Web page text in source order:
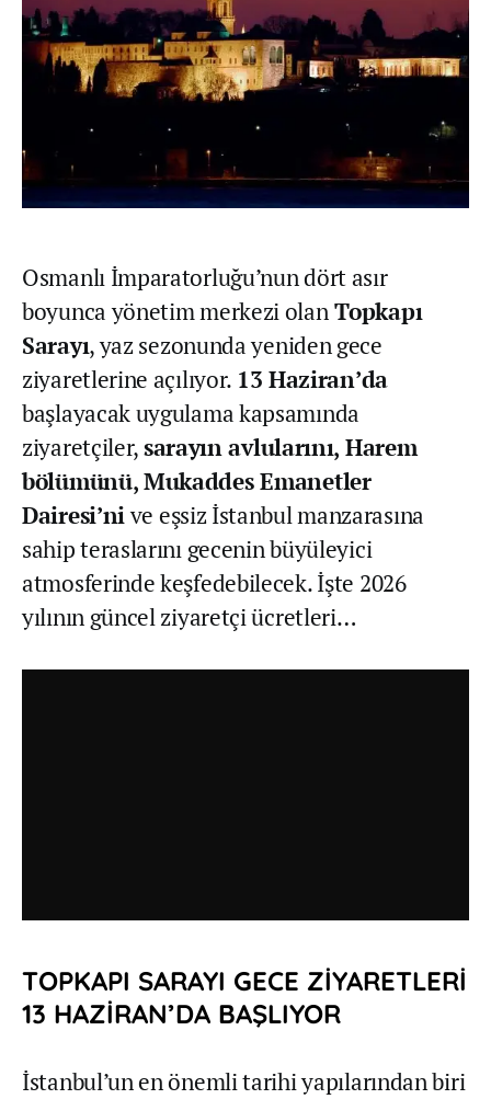
Osmanlı İmparatorluğu’nun dört asır
boyunca yönetim merkezi olanTopkapı
Sarayı, yaz sezonunda yeniden gece
ziyaretlerine açılıyor. 13 Haziran’da
başlayacak uygulama kapsamında
ziyaretçiler,sarayın avlularını, Harem
bölümünü, Mukaddes Emanetler
Dairesi’nive eşsiz İstanbul manzarasına
sahip teraslarını gecenin büyüleyici
atmosferinde keşfedebilecek. İşte 2026
yılının güncel ziyaretçi ücretleri…
TOPKAPI SARAYI GECE ZİYARETLERİ
13 HAZİRAN’DA BAŞLIYOR
İstanbul’un en önemli tarihi yapılarından biri